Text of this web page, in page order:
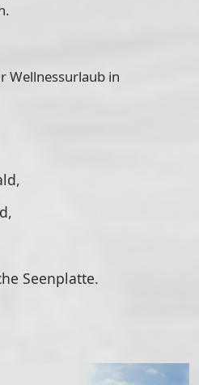
Wellnessurlaub in
Seenplatte.